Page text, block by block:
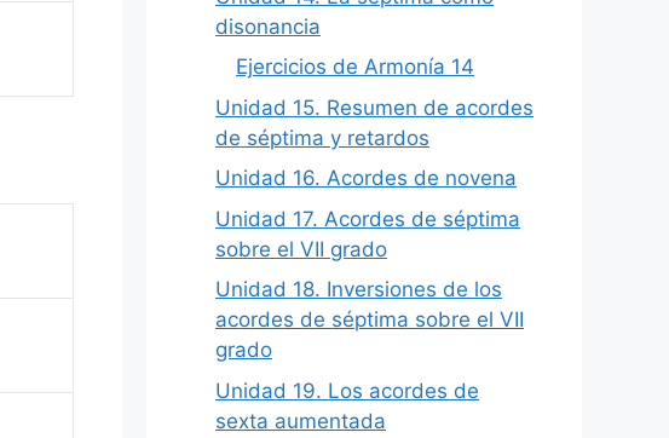
disonancia
Ejercicios de Armonía 14
Unidad 15. Resumen de acordes
de séptima y retardos
Unidad 16. Acordes de novena
Unidad 17. Acordes de séptima
sobre el VII grado
Unidad 18. Inversiones de los
acordes de séptima sobre el VII
grado
Unidad 19. Los acordes de
sexta aumentada